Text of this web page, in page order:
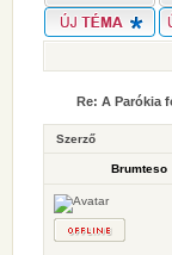
Re: A Parókia
Szerző
Brumteso